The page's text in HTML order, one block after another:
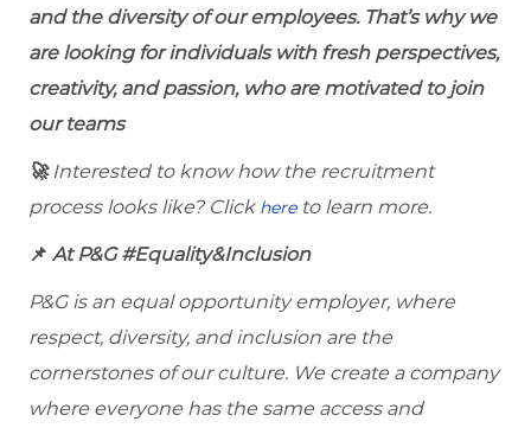
and the diversity of our employees. That’s why we
are looking for individuals with fresh perspectives,
creativity, and passion, who are motivated to join
our teams
🚀 Interested to know how the recruitment
process looks like? Click hereto learn more.
📌 At P&G #Equality&Inclusion
P&G is an equal opportunity employer, where
respect, diversity, and inclusion are the
cornerstones of our culture. We create a company
where everyone has the same access and